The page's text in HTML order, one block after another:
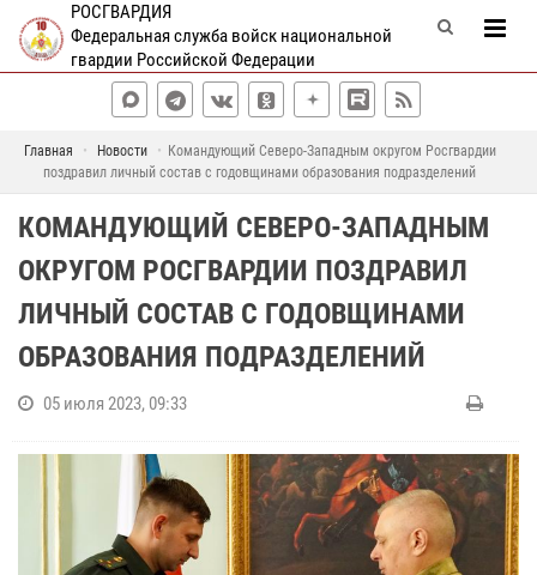
РОСГВАРДИЯ
Федеральная служба войск национальной
гвардии Российской Федерации
Главная Новости
Командующий Северо-Западным округом Росгвардии
поздравил личный состав с годовщинами образования подразделений
КОМАНДУЮЩИЙ СЕВЕРО-ЗАПАДНЫМ
ОКРУГОМ РОСГВАРДИИ ПОЗДРАВИЛ
ЛИЧНЫЙ СОСТАВ С ГОДОВЩИНАМИ
ОБРАЗОВАНИЯ ПОДРАЗДЕЛЕНИЙ
05 июля 2023, 09:33